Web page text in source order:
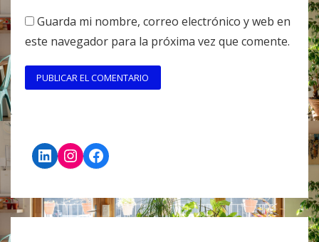
Guarda mi nombre, correo electrónico y web en
este navegador para la próxima vez que comente.
LinkedIn
Instagram
Facebook